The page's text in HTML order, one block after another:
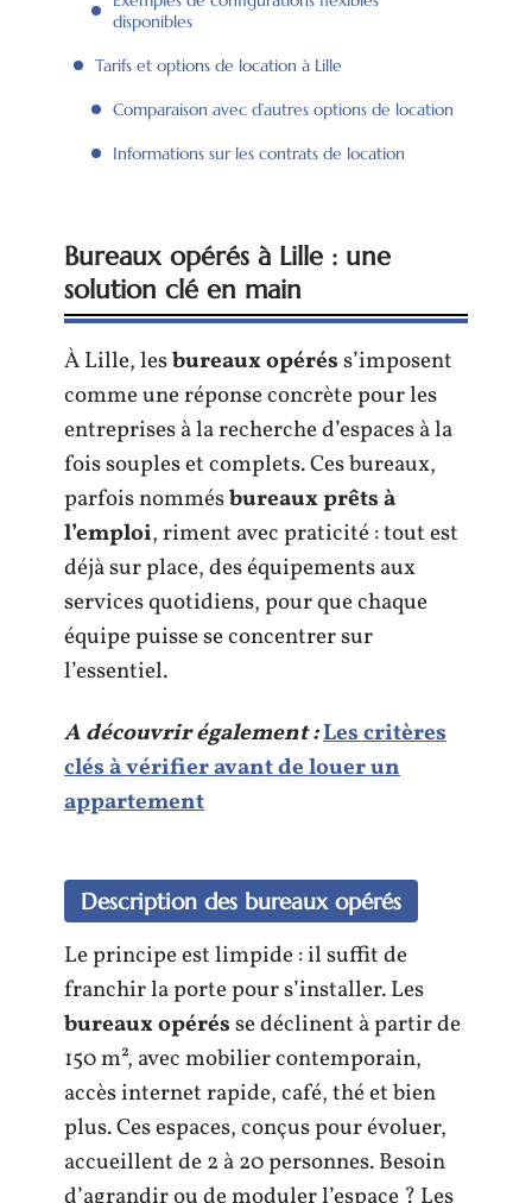
disponibles
Tarifs et options de location à Lille
Comparaison avec d’autres options de location
Informations sur les contrats de location
Bureaux opérés à Lille : une
solution clé en main
À Lille, lesbureaux opéréss’imposent
comme une réponse concrète pour les
entreprises à la recherche d’espaces à la
fois souples et complets. Ces bureaux,
parfois nommésbureaux prêts à
l’emploi, riment avec praticité : tout est
déjà sur place, des équipements aux
services quotidiens, pour que chaque
équipe puisse se concentrer sur
l’essentiel.
A découvrir également :Les critères
clés à vérifier avant de louer un
appartement
Description des bureaux opérés
Le principe est limpide : il suffit de
franchir la porte pour s’installer. Les
bureaux opérésse déclinent à partir de
150 m², avec mobilier contemporain,
accès internet rapide, café, thé et bien
plus. Ces espaces, conçus pour évoluer,
accueillent de 2 à 20 personnes. Besoin